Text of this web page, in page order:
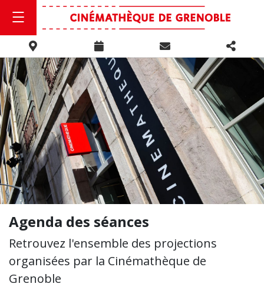
Agenda des séances
Retrouvez l'ensemble des projections
organisées par la Cinémathèque de
Grenoble